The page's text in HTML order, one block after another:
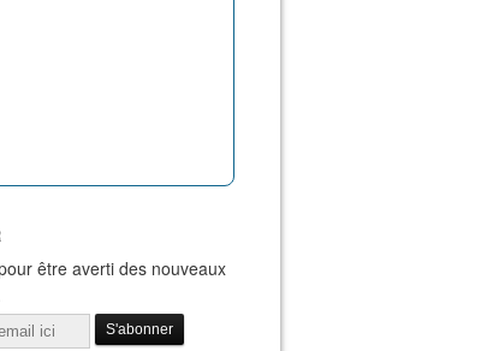
être averti des nouveaux